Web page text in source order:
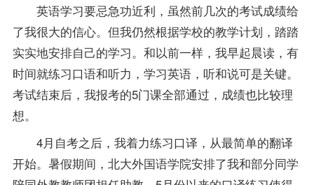
英语学习要忌急功近利，虽然前几次的考试成绩给
了我很大的信心。但我仍然根据学校的教学计划，踏踏
实实地安排自己的学习。和以前一样，我早起晨读，有
时间就练习口语和听力，学习英语，听和说可是关键。
考试结束后，我报考的5门课全部通过，成绩也比较理
想。
4月自考之后，我着力练习口译，从最简单的翻译
开始。暑假期间，北大外国语学院安排了我和部分同学